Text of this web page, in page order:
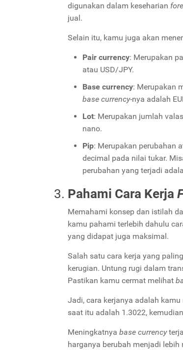
digunakan dalam keseharian
jual.
Selain itu, kamu juga akan
Pair currency: Merupakan
atau USD/JPY.
Base currency: Merupakan
base currency-nya adalah
Lot: Merupakan jumlah
nano.
Pip: Merupakan perubahan
decimal pada nilai tukar.
perubahan yang terjadi
Pahami Cara Kerja
Memahami konsep dan istilah
kamu pahami terlebih dahulu
yang didapat juga maksimal.
Salah satu cara kerja yang
kerugian. Untung rugi dalam
Pastikan kamu cermat melihat
Jadi, cara kerjanya adalah
saat itu adalah 1.3022,
Meningkatnya base currency
harganya berubah menjadi lebih